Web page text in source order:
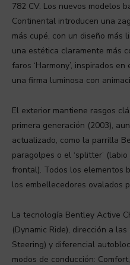
782 CV. Los nuevos modelos
Continental introducen una
más cupé, con un diseño más
una estética claramente más
faros ‘Harmony’, inspirados
una firma luminosa con
El exterior mantiene rasgos
primera generación (2003),
actualizado, como la parrilla
paragolpes o el ‘splitter’
frontal). Todos los elementos
los embellecedores ovalados
La tecnología Bentley Active
(Dynamic Ride), dirección a
Steering) y diferencial
modos de conducción: